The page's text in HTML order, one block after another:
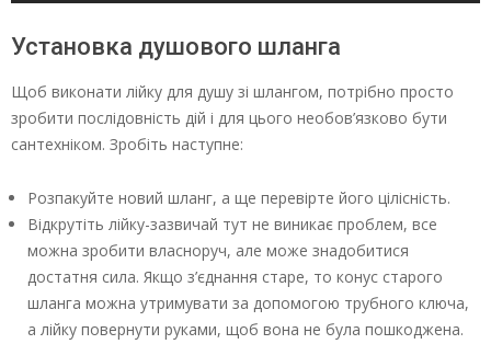
Установка душового шланга
Щоб виконати лійку для душу зі шлангом, потрібно просто
зробити послідовність дій і для цього необов’язково бути
сантехніком. Зробіть наступне:
Розпакуйте новий шланг, а ще перевірте його цілісність.
Відкрутіть лійку-зазвичай тут не виникає проблем, все
можна зробити власноруч, але може знадобитися
достатня сила. Якщо з’єднання старе, то конус старого
шланга можна утримувати за допомогою трубного ключа,
а лійку повернути руками, щоб вона не була пошкоджена.